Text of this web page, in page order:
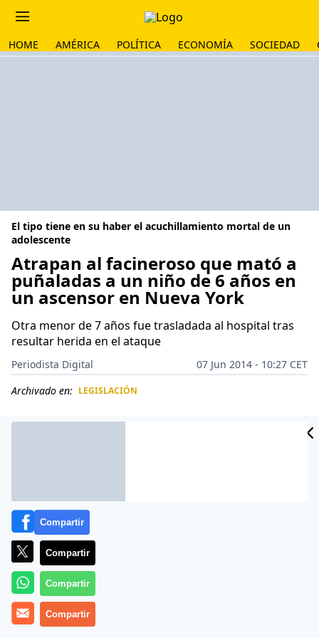
HOME AMÉRICA POLÍTICA ECONOMÍA SOCIEDAD
El tipo tiene en su haber el acuchillamiento mortal de un
adolescente
Atrapan al facineroso que mató a
puñaladas a un niño de 6 años en
un ascensor en Nueva York
Otra menor de 7 años fue trasladada al hospital tras
resultar herida en el ataque
Periodista Digital
07 Jun 2014 - 10:27 CET
Archivado en: LEGISLACIÓN
Más información
Compartir
Compartir
Compartir
Compartir